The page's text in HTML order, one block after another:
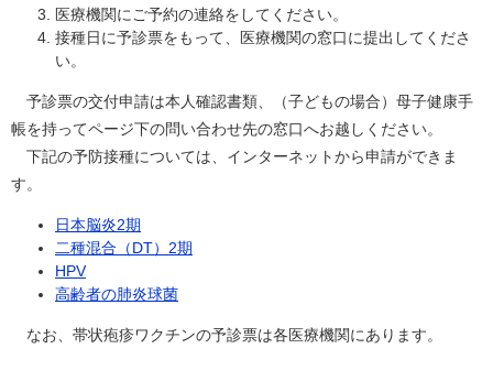
医療機関にご予約の連絡をしてください。
接種日に予診票をもって、医療機関の窓口に提出してくださ
い。
予診票の交付申請は本人確認書類、（子どもの場合）母子健康手
帳を持ってページ下の問い合わせ先の窓口へお越しください。
下記の予防接種については、インターネットから申請ができま
す。
日本脳炎2期
二種混合（DT）2期
HPV
高齢者の肺炎球菌
なお、帯状疱疹ワクチンの予診票は各医療機関にあります。